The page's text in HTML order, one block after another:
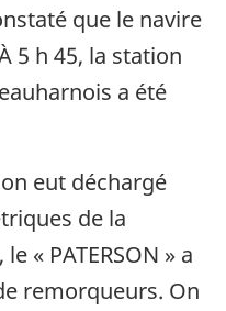
que le navire
5 h 45, la station
a été
eut déchargé
de la
« PATERSON » a
remorqueurs. On